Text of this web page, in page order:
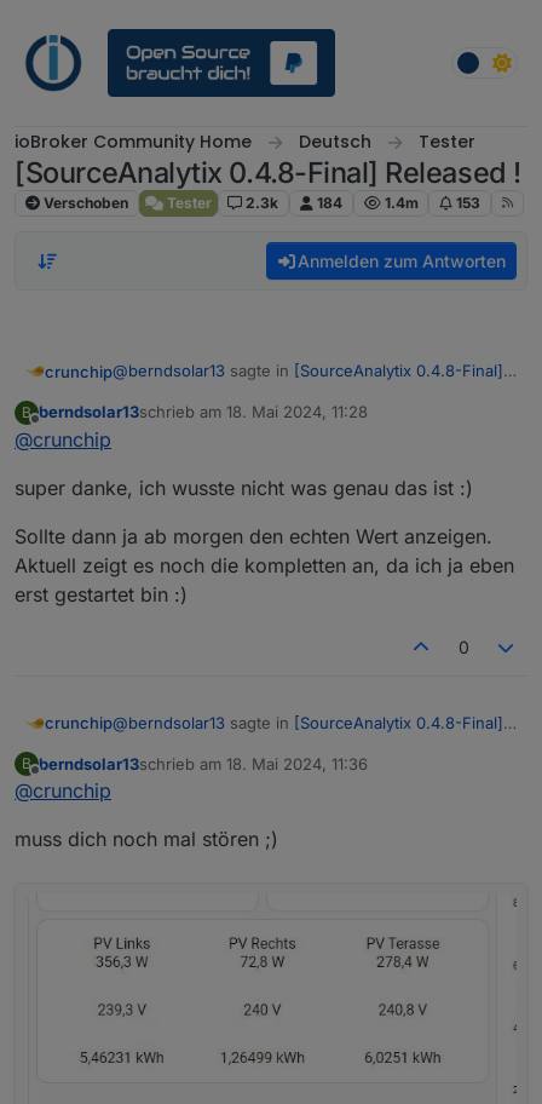
ioBroker Community Home Deutsch Tester
[SourceAnalytix 0.4.8-Final] Released !
Verschoben Tester 2.3k 184 1.4m 153
Anmelden zum Antworten
crunchip@berndsolar13 sagte in [SourceAnalytix 0.4.8-Final]
wäre dein aktueller Zählerstand
B berndsolar13schrieb am 18. Mai 2024, 11:28
zuletzt editiert von
@crunchip
super danke, ich wusste nicht was genau das ist :)
Sollte dann ja ab morgen den echten Wert anzeigen.
Aktuell zeigt es noch die kompletten an, da ich ja eben
erst gestartet bin :)
0
crunchip@berndsolar13 sagte in [SourceAnalytix 0.4.8-Final]
B berndsolar13schrieb am 18. Mai 2024, 11:36
zuletzt editiert von
@crunchip
muss dich noch mal stören ;)